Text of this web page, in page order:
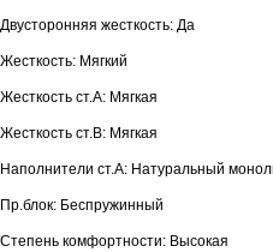
Двусторонняя жесткость: Да
Жесткость: Мягкий
Жесткость ст.A: Мягкая
Жесткость ст.В: Мягкая
Наполнители ст.А: Натуральный
Пр.блок: Беспружинный
Степень комфортности: Высокая